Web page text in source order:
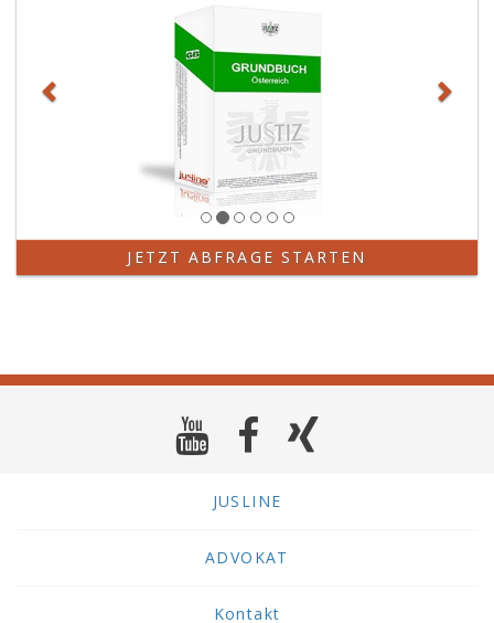
JETZT ABFRAGE STARTEN
JUSLINE
ADVOKAT
Kontakt